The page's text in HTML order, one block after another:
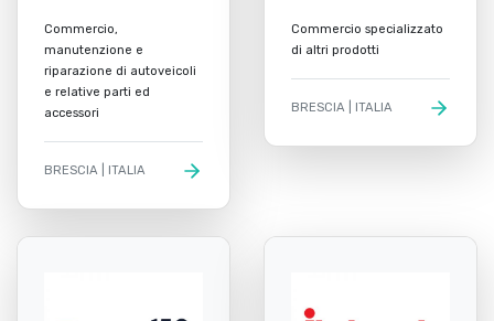
Commercio,
manutenzione e
riparazione di autoveicoli
e relative parti ed
accessori
BRESCIA | ITALIA
Commercio specializzato
di altri prodotti
BRESCIA | ITALIA